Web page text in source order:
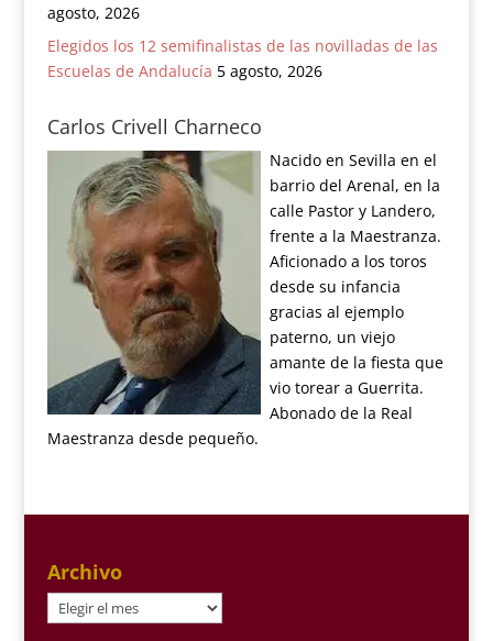
agosto, 2026
Elegidos los 12 semifinalistas de las novilladas de las
Escuelas de Andalucía 5 agosto, 2026
Carlos Crivell Charneco
Nacido en Sevilla en el
barrio del Arenal, en la
calle Pastor y Landero,
frente a la Maestranza.
Aficionado a los toros
desde su infancia
gracias al ejemplo
paterno, un viejo
amante de la fiesta que
vio torear a Guerrita.
Abonado de la Real
Maestranza desde pequeño.
Archivo
Archivo